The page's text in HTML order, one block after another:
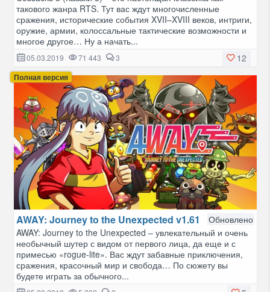
такового жанра RTS. Тут вас ждут многочисленные
сражения, исторические события XVII–XVIII веков, интриги,
оружие, армии, колоссальные тактические возможности и
многое другое… Ну а начать...
12
05.03.2019 71 443 3
Полная версия
AWAY: Journey to the Unexpected v1.61
Обновлено
AWAY: Journey to the Unexpected – увлекательный и очень
необычный шутер с видом от первого лица, да еще и с
примесью «rogue-lite». Вас ждут забавные приключения,
сражения, красочный мир и свобода… По сюжету вы
будете играть за обычного...